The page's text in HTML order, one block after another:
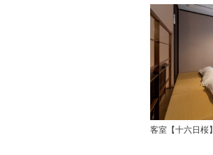
客室【十六日桜】